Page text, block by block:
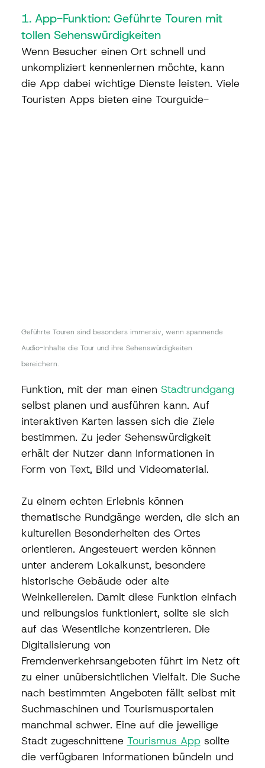
1. App-Funktion: Geführte Touren mit
tollen Sehenswürdigkeiten
Wenn Besucher einen Ort schnell und
unkompliziert kennenlernen möchte, kann
die App dabei wichtige Dienste leisten. Viele
Touristen Apps bieten eine Tourguide-
Geführte Touren sind besonders immersiv, wenn spannende
Audio-Inhalte die Tour und ihre Sehenswürdigkeiten
bereichern.
Funktion, mit der man einen Stadtrundgang
selbst planen und ausführen kann. Auf
interaktiven Karten lassen sich die Ziele
bestimmen. Zu jeder Sehenswürdigkeit
erhält der Nutzer dann Informationen in
Form von Text, Bild und Videomaterial.
Zu einem echten Erlebnis können
thematische Rundgänge werden, die sich an
kulturellen Besonderheiten des Ortes
orientieren. Angesteuert werden können
unter anderem Lokalkunst, besondere
historische Gebäude oder alte
Weinkellereien. Damit diese Funktion einfach
und reibungslos funktioniert, sollte sie sich
auf das Wesentliche konzentrieren. Die
Digitalisierung von
Fremdenverkehrsangeboten führt im Netz oft
zu einer unübersichtlichen Vielfalt. Die Suche
nach bestimmten Angeboten fällt selbst mit
Suchmaschinen und Tourismusportalen
manchmal schwer. Eine auf die jeweilige
Stadt zugeschnittene Tourismus App sollte
die verfügbaren Informationen bündeln und